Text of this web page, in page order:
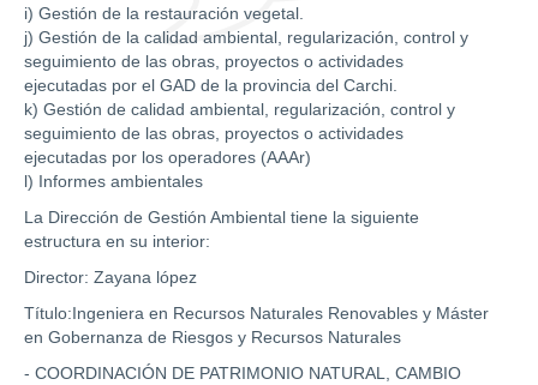
i) Gestión de la restauración vegetal.
j) Gestión de la calidad ambiental, regularización, control y
seguimiento de las obras, proyectos o actividades
ejecutadas por el GAD de la provincia del Carchi.
k) Gestión de calidad ambiental, regularización, control y
seguimiento de las obras, proyectos o actividades
ejecutadas por los operadores (AAAr)
l) Informes ambientales
La Dirección de Gestión Ambiental tiene la siguiente
estructura en su interior:
Director: Zayana lópez
Título:Ingeniera en Recursos Naturales Renovables y Máster
en Gobernanza de Riesgos y Recursos Naturales
- COORDINACIÓN DE PATRIMONIO NATURAL, CAMBIO